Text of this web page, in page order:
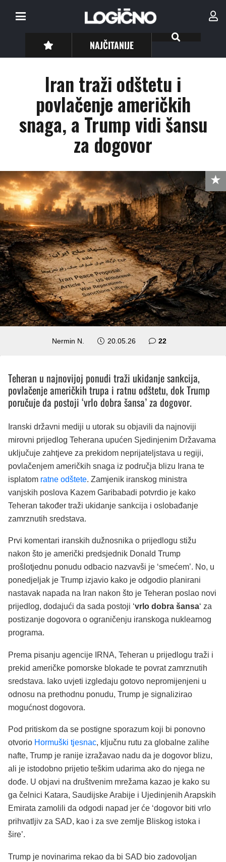
NAJČITANIJE
Iran traži odštetu i
povlačenje američkih
snaga, a Trump vidi šansu
za dogovor
Nermin N. 20.05.26 22
Teheran u najnovijoj ponudi traži ukidanje sankcija,
povlačenje američkih trupa i ratnu odštetu, dok Trump
poručuje da postoji ‘vrlo dobra šansa’ za dogovor.
Iranski državni mediji u utorak su objavili da najnoviji
mirovni prijedlog Teherana upućen Sjedinjenim Državama
uključuje zahtjeve za prekidom neprijateljstava u regiji,
povlačenjem američkih snaga iz područja blizu Irana te
isplatom ratne odštete. Zamjenik iranskog ministra
vanjskih poslova Kazem Garibabadi potvrdio je kako
Teheran također traži ukidanje sankcija i oslobađanje
zamrznutih sredstava.
Prvi komentari iranskih dužnosnika o prijedlogu stižu
nakon što je američki predsjednik Donald Trump
prošlotjednu ponudu odbacio nazvavši je ‘smećem’. No, u
ponedjeljak je Trump izjavio kako je odgodio planirani
nastavak napada na Iran nakon što je Teheran poslao novi
prijedlog, dodajući da sada postoji ‘vrlo dobra šansa‘ za
postizanje dogovora o ograničenju iranskoga nuklearnog
programa.
Prema pisanju agencije IRNA, Teheran u prijedlogu traži i
prekid američke pomorske blokade te povrat zamrznutih
sredstava. Iako uvjeti izgledaju gotovo nepromijenjeni u
odnosu na prethodnu ponudu, Trump je signalizirao
mogućnost dogovora.
Pod pritiskom da se postigne sporazum koji bi ponovno
otvorio Hormuški tjesnac, ključnu rutu za globalne zalihe
nafte, Trump je ranije izražavao nadu da je dogovor blizu,
ali je istodobno prijetio teškim udarima ako do njega ne
dođe. U objavi na društvenim mrežama kazao je kako su
ga čelnici Katara, Saudijske Arabije i Ujedinjenih Arapskih
Emirata zamolili da odgodi napad jer će ‘dogovor biti vrlo
prihvatljiv za SAD, kao i za sve zemlje Bliskog istoka i
šire’.
Trump je novinarima rekao da bi SAD bio zadovoljan